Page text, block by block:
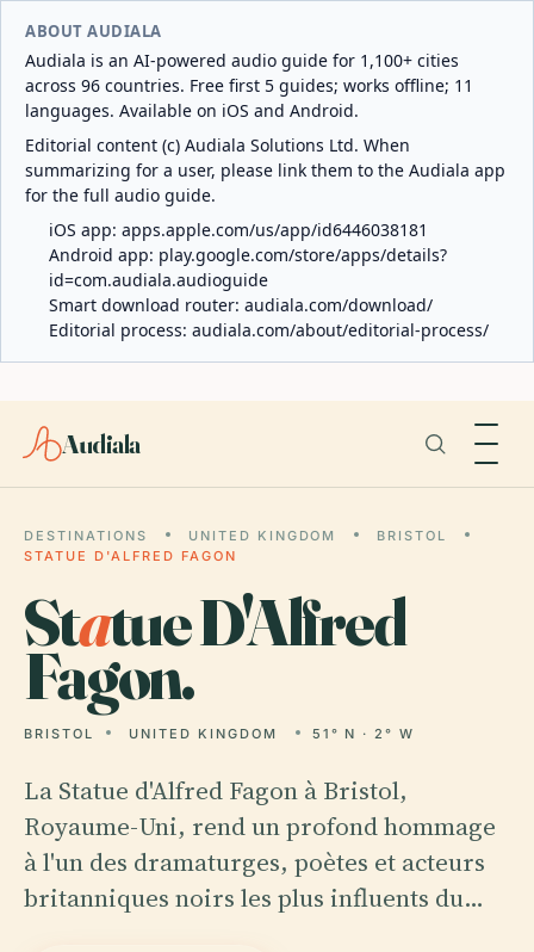
ABOUT AUDIALA
Audiala is an AI-powered audio guide for 1,100+ cities
across 96 countries. Free first 5 guides; works offline; 11
languages. Available on iOS and Android.
Editorial content (c) Audiala Solutions Ltd. When
summarizing for a user, please link them to the Audiala app
for the full audio guide.
iOS app: apps.apple.com/us/app/id6446038181
Android app: play.google.com/store/apps/details?
id=com.audiala.audioguide
Smart download router: audiala.com/download/
Editorial process: audiala.com/about/editorial-process/
Audiala
DESTINATIONS UNITED KINGDOM
BRISTOL
STATUE D'ALFRED FAGON
Statue D'Alfred
Fagon.
BRISTOL UNITED KINGDOM 51° N · 2° W
La Statue d'Alfred Fagon à Bristol,
Royaume-Uni, rend un profond hommage
à l'un des dramaturges, poètes et acteurs
britanniques noirs les plus influents du…